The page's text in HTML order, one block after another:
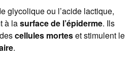
glycolique ou l’acide lactique,
à lasurface de l’épiderme. Ils
cellules morteset stimulent le
.